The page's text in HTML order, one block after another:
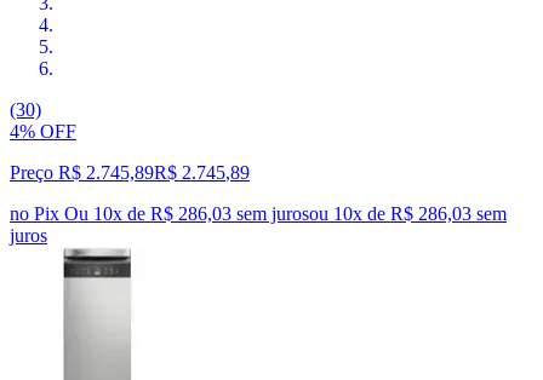
(30)
4% OFF
Preço R$ 2.745,89R$ 2.745,89
no Pix Ou 10x de R$ 286,03 sem jurosou 10x de R$ 286,03 sem
juros